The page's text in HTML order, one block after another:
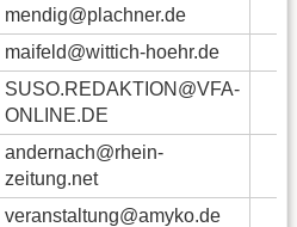
mendig@plachner.de
maifeld@wittich-hoehr.de
SUSO.REDAKTION@VFA-
ONLINE.DE
andernach@rhein-
zeitung.net
veranstaltung@amyko.de